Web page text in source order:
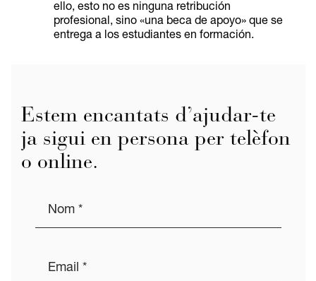
ello, esto no es ninguna retribución
profesional, sino «una beca de apoyo» que se
entrega a los estudiantes en formación.
Estem encantats d’ajudar-te
ja sigui en persona per telèfon
o online.